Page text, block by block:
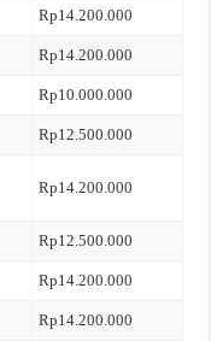
Rp14.200.000
Rp14.200.000
Rp10.000.000
Rp12.500.000
Rp14.200.000
Rp12.500.000
Rp14.200.000
Rp14.200.000